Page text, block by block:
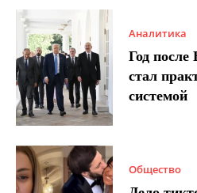
Аналитика
Год
стал
системой
Общество